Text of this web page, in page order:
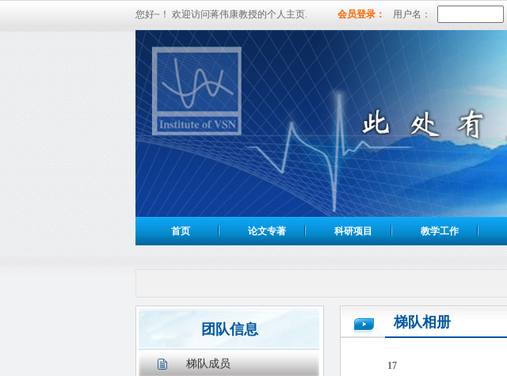
您好~！ 欢迎访问蒋伟康教授的个人主页. 会员登录： 用户名：
首页 论文专著 科研项目 教学工作
团队信息
梯队成员
梯队相册
17